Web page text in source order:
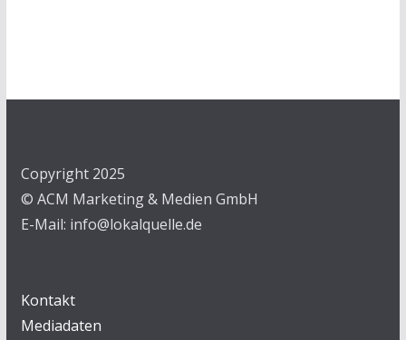
Copyright 2025
© ACM Marketing & Medien GmbH
E-Mail: info@lokalquelle.de
Kontakt
Mediadaten